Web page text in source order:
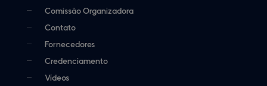
Comissão Organizadora
Contato
Fornecedores
Credenciamento
Vídeos